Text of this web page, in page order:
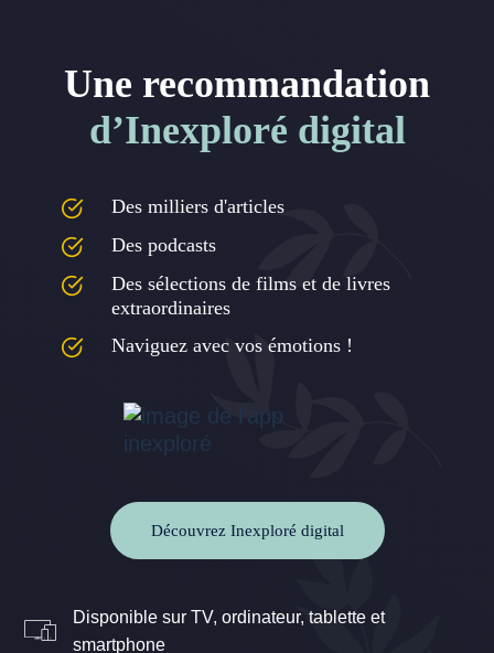
Une recommandation
d’Inexploré digital
Des milliers d'articles
Des podcasts
Des sélections de films et de livres
extraordinaires
Naviguez avec vos émotions !
Découvrez Inexploré digital
Disponible sur TV, ordinateur, tablette et
smartphone